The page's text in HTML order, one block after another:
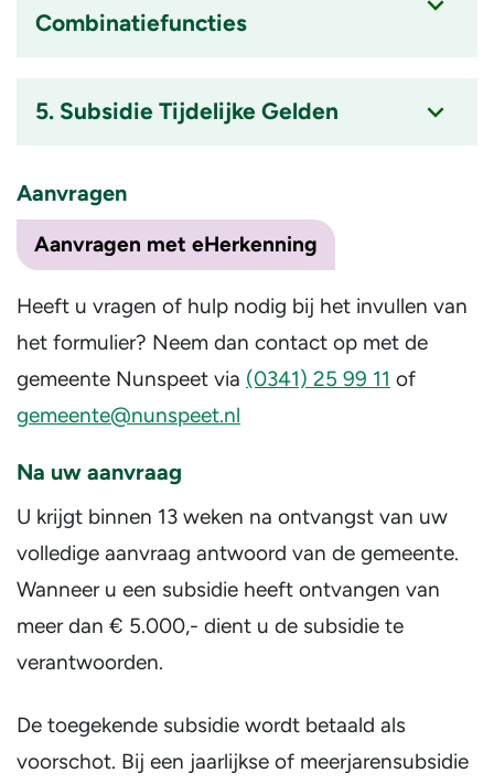
ingeklapt
Combinatiefuncties
5. Subsidie Tijdelijke Gelden
item
ingeklapt
Aanvragen
Aanvragen met eHerkenning
Heeft u vragen of hulp nodig bij het invullen van
het formulier? Neem dan contact op met de
gemeente Nunspeet via (0341) 25 99 11 of
gemeente@nunspeet.nl
Na uw aanvraag
U krijgt binnen 13 weken na ontvangst van uw
volledige aanvraag antwoord van de gemeente.
Wanneer u een subsidie heeft ontvangen van
meer dan € 5.000,- dient u de subsidie te
verantwoorden.
De toegekende subsidie wordt betaald als
voorschot. Bij een jaarlijkse of meerjarensubsidie